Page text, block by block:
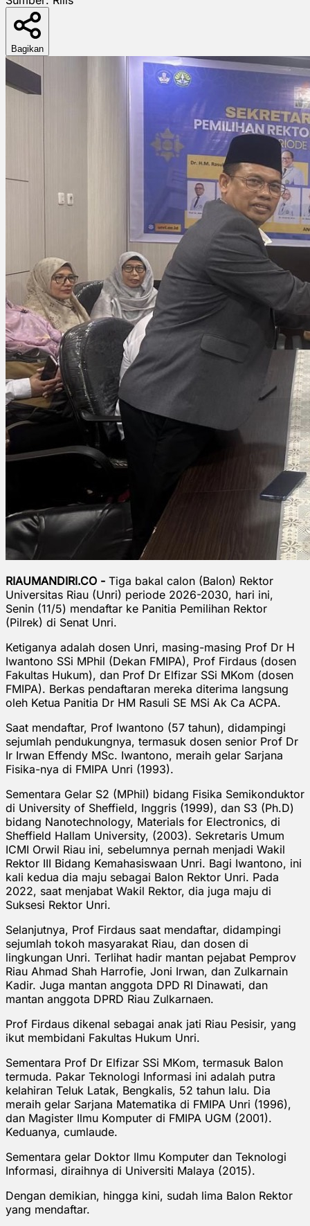
Bagikan
RIAUMANDIRI.CO - Tiga bakal calon (Balon) Rektor
Universitas Riau (Unri) periode 2026-2030, hari ini,
Senin (11/5) mendaftar ke Panitia Pemilihan Rektor
(Pilrek) di Senat Unri.
Ketiganya adalah dosen Unri, masing-masing Prof Dr H
Iwantono SSi MPhil (Dekan FMIPA), Prof Firdaus (dosen
Fakultas Hukum), dan Prof Dr Elfizar SSi MKom (dosen
FMIPA). Berkas pendaftaran mereka diterima langsung
oleh Ketua Panitia Dr HM Rasuli SE MSi Ak Ca ACPA.
Saat mendaftar, Prof Iwantono (57 tahun), didampingi
sejumlah pendukungnya, termasuk dosen senior Prof Dr
Ir Irwan Effendy MSc. Iwantono, meraih gelar Sarjana
Fisika-nya di FMIPA Unri (1993).
Sementara Gelar S2 (MPhil) bidang Fisika Semikonduktor
di University of Sheffield, Inggris (1999), dan S3 (Ph.D)
bidang Nanotechnology, Materials for Electronics, di
Sheffield Hallam University, (2003). Sekretaris Umum
ICMI Orwil Riau ini, sebelumnya pernah menjadi Wakil
Rektor III Bidang Kemahasiswaan Unri. Bagi Iwantono, ini
kali kedua dia maju sebagai Balon Rektor Unri. Pada
2022, saat menjabat Wakil Rektor, dia juga maju di
Suksesi Rektor Unri.
Selanjutnya, Prof Firdaus saat mendaftar, didampingi
sejumlah tokoh masyarakat Riau, dan dosen di
lingkungan Unri. Terlihat hadir mantan pejabat Pemprov
Riau Ahmad Shah Harrofie, Joni Irwan, dan Zulkarnain
Kadir. Juga mantan anggota DPD RI Dinawati, dan
mantan anggota DPRD Riau Zulkarnaen.
Prof Firdaus dikenal sebagai anak jati Riau Pesisir, yang
ikut membidani Fakultas Hukum Unri.
Sementara Prof Dr Elfizar SSi MKom, termasuk Balon
termuda. Pakar Teknologi Informasi ini adalah putra
kelahiran Teluk Latak, Bengkalis, 52 tahun lalu. Dia
meraih gelar Sarjana Matematika di FMIPA Unri (1996),
dan Magister Ilmu Komputer di FMIPA UGM (2001).
Keduanya, cumlaude.
Sementara gelar Doktor Ilmu Komputer dan Teknologi
Informasi, diraihnya di Universiti Malaya (2015).
Dengan demikian, hingga kini, sudah lima Balon Rektor
yang mendaftar.